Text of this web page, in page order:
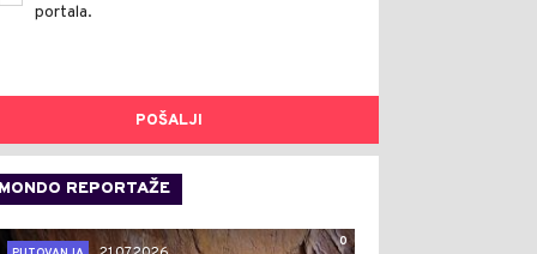
portala.
POŠALJI
MONDO REPORTAŽE
0